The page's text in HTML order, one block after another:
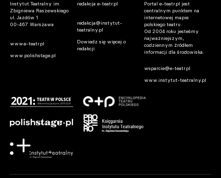
Instytut Teatralny im.
Zbigniewa Raszewskiego
ul. Jazdów 1
00-467 Warszawa
www.e-teatr.pl
www.polishstage.pl
redakcja e-teatr.pl
redakcja@instytut-
teatralny.pl
Dowiedz się więcej o
redakcji
Portal e-teatr.pl jest
centralnym punktem na
internetowej mapie
polskiego teatru.
Od 2004 roku jesteśmy
najważniejszym,
codziennym źródłem
informacji dla środowiska.
wsparcie@e-teatr.pl
www.instytut-teatralny.pl